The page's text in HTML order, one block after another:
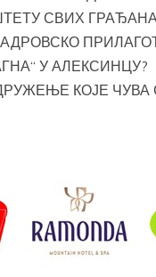
СВИХ
У АЛЕКСИНЦУ?
КОЈЕ ЧУВА